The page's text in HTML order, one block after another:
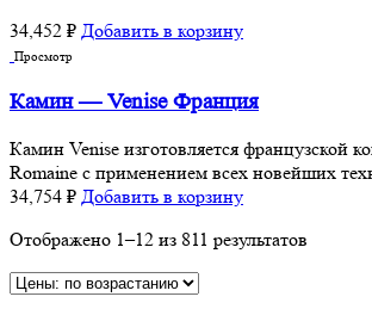
34,452 ₽ Добавить в корзину
Просмотр
Камин — Venise Франция
Камин Venise изготовляется французской
Romaine с применением всех новейших
34,754 ₽ Добавить в корзину
Отображено 1–12 из 811 результатов